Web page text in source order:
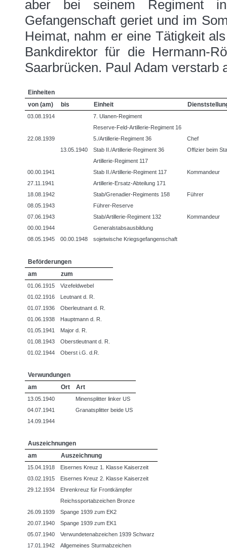
aber bei seinem Regiment
Gefangenschaft geriet und im
Heimat, nahm er eine Tätigkeit
Bankdirektor für die Hermann-
Saarbrücken. Paul Adam verstarb
Einheiten
von (am)
bis Einheit
03.08.1914
7. Ulanen-Regiment
Reserve-Feld-Artillerie-Regiment 16
22.08.1939
5./Artillerie-Regiment 36
Chef
13.05.1940
Stab II./Artillerie-Regiment 36
Offizier beim
Artillerie-Regiment 117
00.00.1941
Stab II./Artillerie-Regiment 117
Kommandeur
27.11.1941
Artillerie-Ersatz-Abteilung 171
18.08.1942
Stab/Grenadier-Regiments 158
Führer
08.05.1943
Führer-Reserve
07.06.1943
Stab/Artillerie-Regiment 132
Kommandeur
00.00.1944
Generalstabsausbildung
08.05.1945
00.00.1948 sojetwische Kriegsgefangenschaft
Beförderungen
am
zum
01.06.1915
Vizefeldwebel
01.02.1916
Leutnant d. R.
01.07.1936
Oberleutnant d. R.
01.06.1938
Hauptmann d. R.
01.05.1941
Major d. R.
01.08.1943
Oberstleutnant d. R.
01.02.1944
Oberst i.G. d.R.
Verwundungen
am
Ort Art
13.05.1940
Minensplitter linker US
04.07.1941
Granatsplitter beide US
14.09.1944
Auszeichnungen
am
Auszeichnung
15.04.1918
Eisernes Kreuz 1. Klasse Kaiserzeit
03.02.1915
Eisernes Kreuz 2. Klasse Kaiserzeit
29.12.1934
Ehrenkreuz für Frontkämpfer
Reichssportabzeichen Bronze
26.09.1939
Spange 1939 zum EK2
20.07.1940
Spange 1939 zum EK1
05.07.1940
Verwundetenabzeichen 1939 Schwarz
17.01.1942
Allgemeines Sturmabzeichen